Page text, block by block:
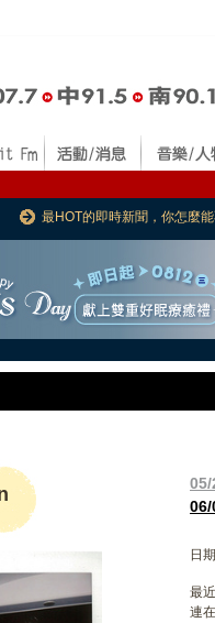
最HOT的即時新聞，你怎麼能
05/
06/
日
最
連